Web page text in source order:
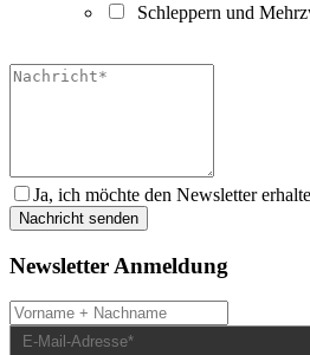
Schleppern und
Ja, ich möchte den Newsletter
Newsletter Anmeldung